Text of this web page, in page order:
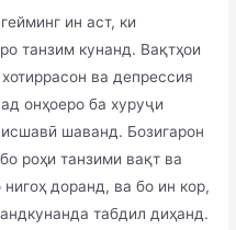
ин аст, ки
танзим кунанд. Вақтҳои
ва депрессия
онҳоеро ба хуруҷи
шаванд. Бозигарон
роҳи танзими вақт ва
нигоҳ доранд, ва бо ин кор,
табдил диҳанд.